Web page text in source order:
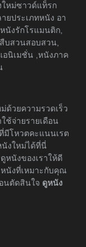
หม่ซาวด์แท็รก
ยประเภทหนัง อา
นังรักโรแมนติก,
บสวนสอบสวน,
อนิเมชั่น ,หนังภาค
ด้วยความรวดเร็ว
ช้จ่ายรายเดือน
มีโหวตคะแนนเรต
นังใหม่ได้ที่นี่
หนังของเราให้ดี
หนังที่เหมาะกับคุณ
นตัดสินใจ ดูหนัง